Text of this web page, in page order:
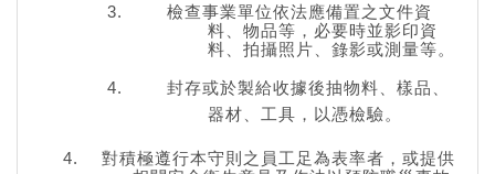
檢查事業單位依法應備置之文件資
料、物品等，必要時並影印資
料、拍攝照片、錄影或測量等。
封存或於製給收據後抽物料、樣品、
器材、工具，以憑檢驗。
對積極遵行本守則之員工足為表率者，或提供